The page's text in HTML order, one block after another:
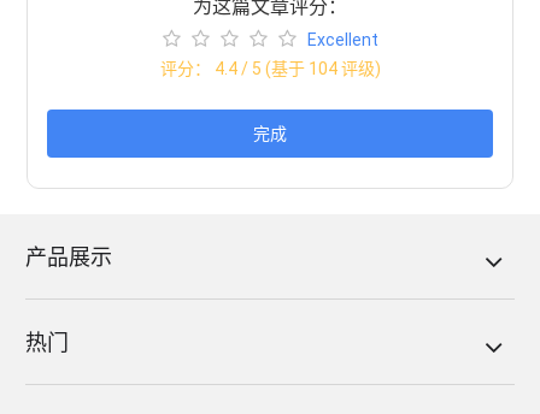
为这篇文章评分：
Excellent
评分： 4.4/ 5 (基于 104评级)
完成
产品展示
热门